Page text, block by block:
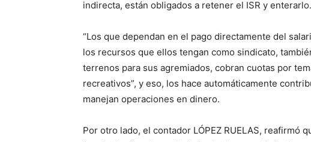
indirecta, están obligados a retener el ISR y enterarlo.
“Los que dependan en el pago directamente del
los recursos que ellos tengan como sindicato,
terrenos para sus agremiados, cobran cuotas por
recreativos”, y eso, los hace automáticamente
manejan operaciones en dinero.
Por otro lado, el contador LÓPEZ RUELAS, reafirmó